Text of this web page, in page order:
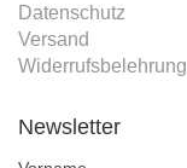
Datenschutz
Versand
Widerrufsbelehrung
Newsletter